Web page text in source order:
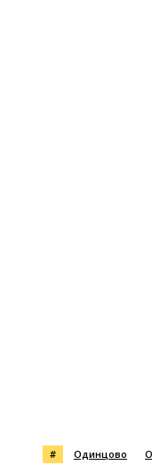
# Одинцово